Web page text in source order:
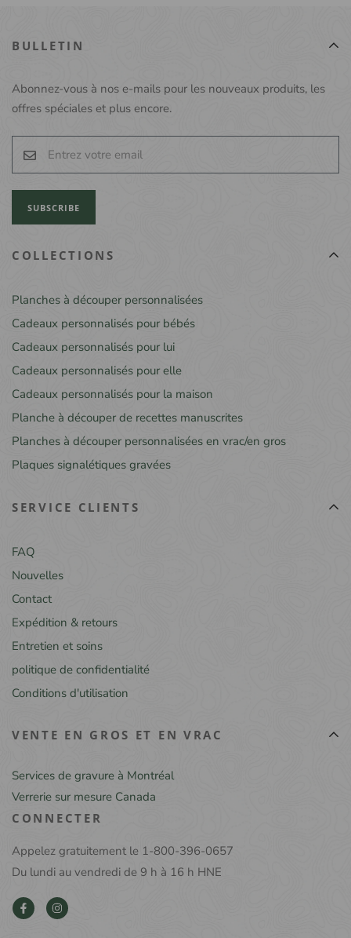
BULLETIN
Abonnez-vous à nos e-mails pour les nouveaux produits, les
offres spéciales et plus encore.
SUBSCRIBE
COLLECTIONS
Planches à découper personnalisées
Cadeaux personnalisés pour bébés
Cadeaux personnalisés pour lui
Cadeaux personnalisés pour elle
Cadeaux personnalisés pour la maison
Planche à découper de recettes manuscrites
Planches à découper personnalisées en vrac/en gros
Plaques signalétiques gravées
SERVICE CLIENTS
FAQ
Nouvelles
Contact
Expédition & retours
Entretien et soins
politique de confidentialité
Conditions d'utilisation
VENTE EN GROS ET EN VRAC
Services de gravure à Montréal
Verrerie sur mesure Canada
CONNECTER
Appelez gratuitement le 1-800-396-0657
Du lundi au vendredi de 9 h à 16 h HNE